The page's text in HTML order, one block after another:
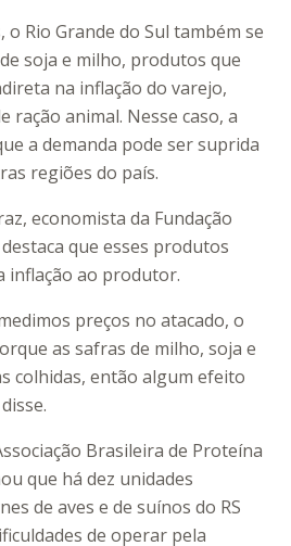
o Rio Grande do Sul também se
soja e milho, produtos que
na inflação do varejo,
ração animal. Nesse caso, a
a demanda pode ser suprida
regiões do país.
economista da Fundação
que esses produtos
inflação ao produtor.
preços no atacado, o
as safras de milho, soja e
colhidas, então algum efeito
Brasileira de Proteína
que há dez unidades
de aves e de suínos do RS
de operar pela